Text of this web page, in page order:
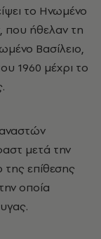
το Ηνωμένο
που ήθελαν τη
Βασίλειο,
1960 μέχρι το
μετά την
της επίθεσης
οποία